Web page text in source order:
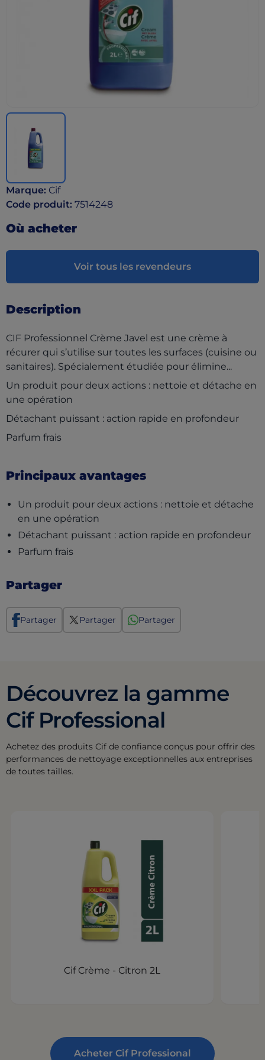
Marque: Cif
Code produit: 7514248
Où acheter
Voir tous les revendeurs
Description
CIF Professionnel Crème Javel est une crème à
récurer qui s’utilise sur toutes les surfaces (cuisine ou
sanitaires). Spécialement étudiée pour élimine...
Un produit pour deux actions : nettoie et détache en
une opération
Détachant puissant : action rapide en profondeur
Parfum frais
Principaux avantages
Un produit pour deux actions : nettoie et détache
en une opération
Détachant puissant : action rapide en profondeur
Parfum frais
Partager
Partager Partager Partager
Découvrez la gamme
Cif Professional
Achetez des produits Cif de confiance conçus pour offrir des
performances de nettoyage exceptionnelles aux entreprises
de toutes tailles.
Cif Crème - Citron 2L
Acheter Cif Professional